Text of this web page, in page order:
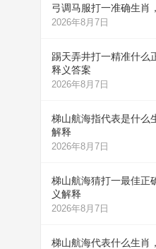
弓调马服打一准确生肖
2026年8月7日
踢天弄井打一精准什么
释义答案
2026年8月7日
梯山航海指代表是什么
解释
2026年8月7日
梯山航海猜打一最佳正
义解释
2026年8月7日
梯山航海代表什么生肖